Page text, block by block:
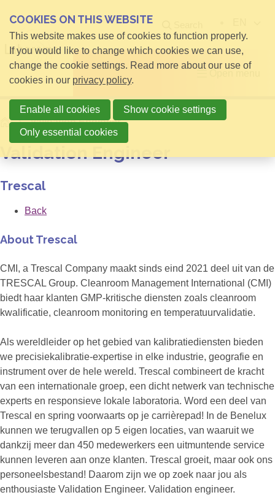
HomeValidation Engineer
Validation Engineer
Trescal
Back
About Trescal
CMI, a Trescal Company maakt sinds eind 2021 deel uit van de
TRESCAL Group. Cleanroom Management International (CMI)
biedt haar klanten GMP-kritische diensten zoals cleanroom
kwalificatie, cleanroom monitoring en temperatuurvalidatie.
Als wereldleider op het gebied van kalibratiediensten bieden
we precisiekalibratie-expertise in elke industrie, geografie en
instrument over de hele wereld. Trescal combineert de kracht
van een internationale groep, een dicht netwerk van technische
experts en responsieve lokale laboratoria. Word een deel van
Trescal en spring voorwaarts op je carrièrepad! In de Benelux
kunnen we terugvallen op 5 eigen locaties, van waaruit we
dankzij meer dan 450 medewerkers een uitmuntende service
kunnen leveren aan onze klanten. Trescal groeit, maar ook ons
personeelsbestand! Daarom zijn we op zoek naar jou als
enthousiaste Validation Engineer. Validation engineer.
COOKIES ON THIS WEBSITE
This website makes use of cookies to function properly.
If you would like to change which cookies we can use,
change the cookie settings. Read more about our use of
cookies in our privacy policy.
Enable all cookies Show cookie settings
Only essential cookies